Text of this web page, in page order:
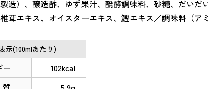
造）、醸造酢、ゆず果汁、醗酵調味料、砂糖、だい
茸エキス、オイスターエキス、鰹エキス／調味料（ア
示(100mlあたり)
ー
102kcal